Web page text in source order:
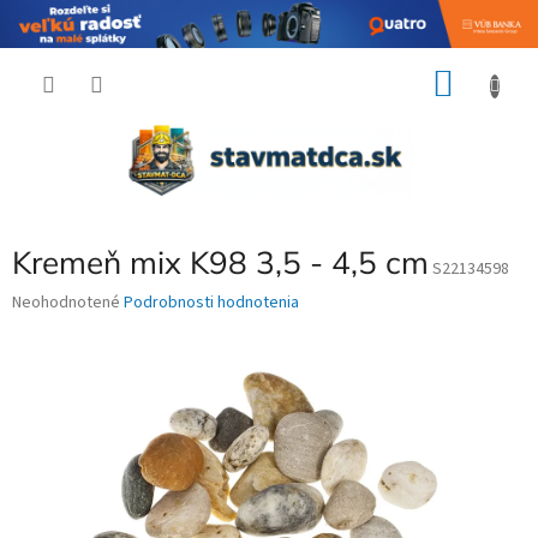
Kremeň mix K98 3,5 - 4,5 cm S22134598
Priemerné
Neohodnotené Podrobnosti hodnotenia